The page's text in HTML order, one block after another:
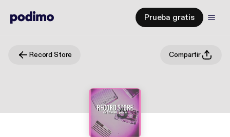
Prueba gratis
Record Store Compartir